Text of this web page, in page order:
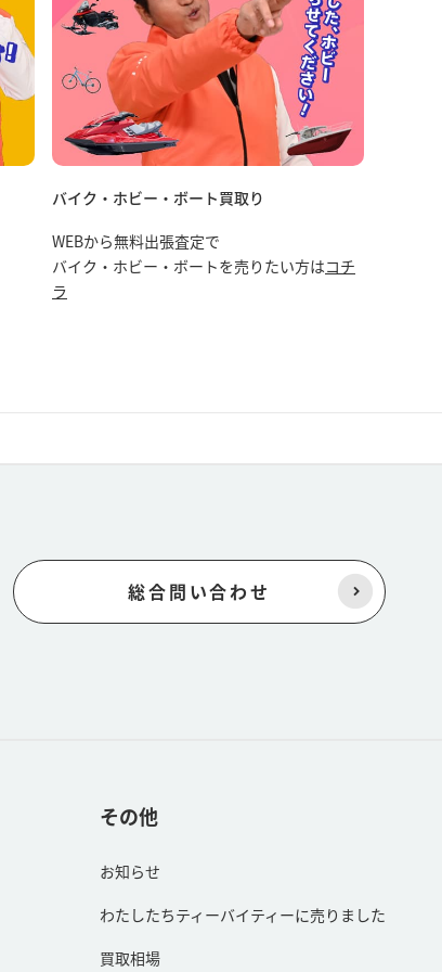
バイク・ホビー・ボート買取り
WEBから無料出張査定で
バイク・ホビー・ボートを売りたい方はコチ
ラ
総合問い合わせ
その他
お知らせ
わたしたちティーバイティーに売りました
買取相場